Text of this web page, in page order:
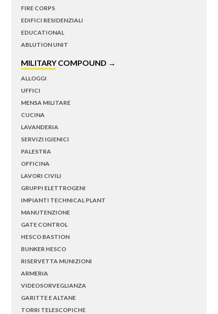
FIRE CORPS
EDIFICI RESIDENZIALI
EDUCATIONAL
ABLUTION UNIT
MILITARY COMPOUND →
ALLOGGI
UFFICI
MENSA MILITARE
CUCINA
LAVANDERIA
SERVIZI IGIENICI
PALESTRA
OFFICINA
LAVORI CIVILI
GRUPPI ELETTROGENI
IMPIANTI TECHNICAL PLANT
MANUTENZIONE
GATE CONTROL
HESCO BASTION
BUNKER HESCO
RISERVETTA MUNIZIONI
ARMERIA
VIDEOSORVEGLIANZA
GARITTE E ALTANE
TORRI TELESCOPICHE